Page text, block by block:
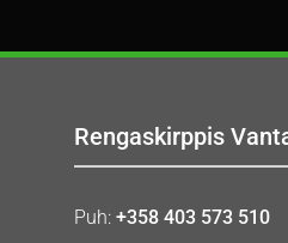
Rengaskirppis
Puh: +358 403 573 510